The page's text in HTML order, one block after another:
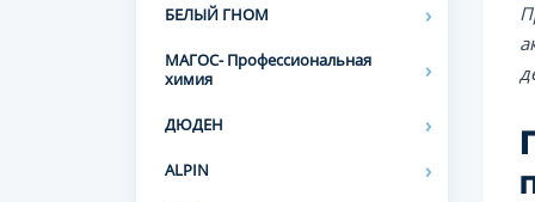
БЕЛЫЙ ГНОМ
МАГОС- Профессиональная
химия
ДЮДЕН
ALPIN